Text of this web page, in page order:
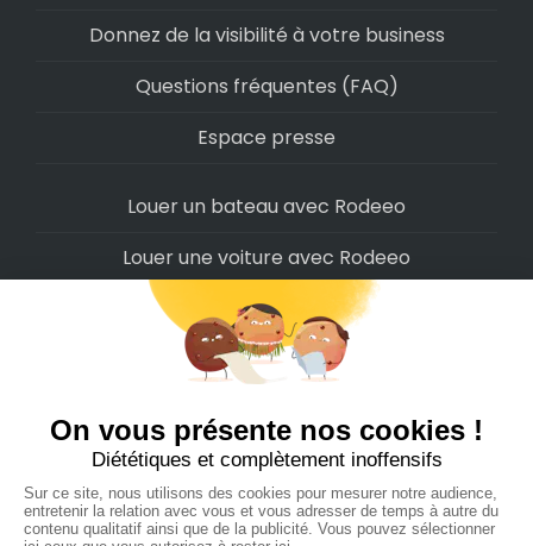
Donnez de la visibilité à votre business
Questions fréquentes (FAQ)
Espace presse
Louer un bateau avec Rodeeo
Louer une voiture avec Rodeeo
Louer une moto avec Rodeeo
Louer un scooter avec Rodeeo
Louer un Camping-Car avec Rodeeo